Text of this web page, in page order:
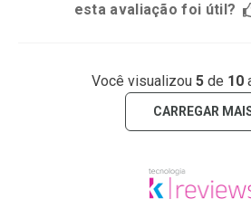
esta avaliação foi útil?
Você visualizou 5de 10
CARREGAR